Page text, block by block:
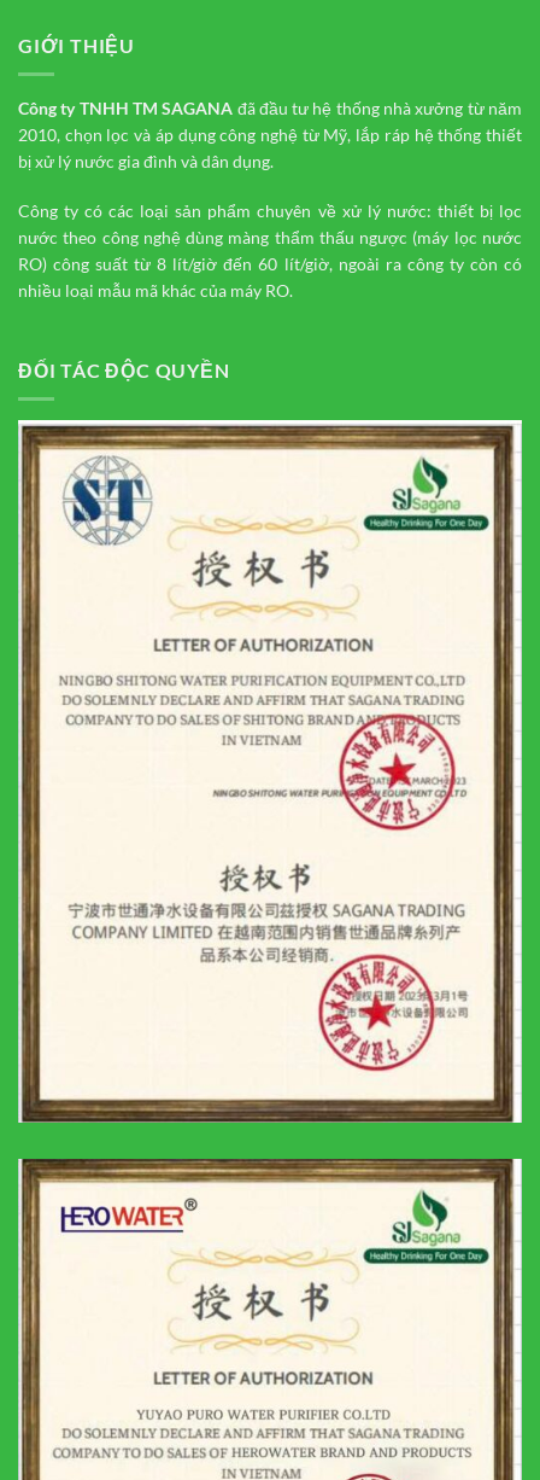
GIỚI THIỆU
Công ty TNHH TMSAGANA đã đầu tư hệ thống nhà xưởng từ năm
2010, chọn lọc và áp dụng công nghệ từ Mỹ, lắp ráp hệ thống thiết
bị xử lý nước gia đình và dân dụng.
Công ty có các loại sản phẩm chuyên về xử lý nước: thiết bị lọc
nước theo công nghệ dùng màng thẩm thấu ngược (máy lọc nước
RO) công suất từ 8 lít/giờ đến 60 lít/giờ, ngoài ra công ty còn có
nhiều loại mẫu mã khác của máy RO.
ĐỐI TÁC ĐỘC QUYỀN